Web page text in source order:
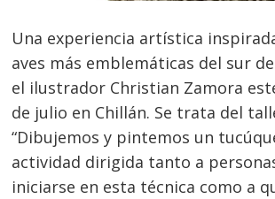
Una experiencia artística
aves más emblemáticas del sur
el ilustrador Christian Zamora
de julio en Chillán. Se trata del
“Dibujemos y pintemos un
actividad dirigida tanto a
iniciarse en esta técnica como a